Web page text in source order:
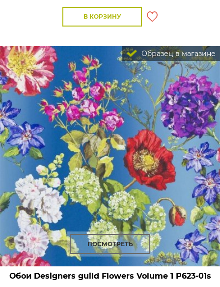
В КОРЗИНУ
Образец в магазине
ПОСМОТРЕТЬ
Обои Designers guild Flowers Volume 1 P623-01s